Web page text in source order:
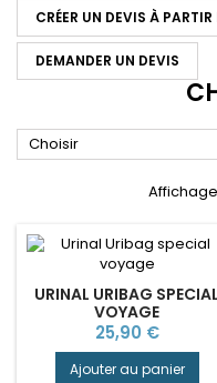
CRÉER UN DEVIS À PARTIR
DEMANDER UN DEVIS
Choisir
Affichage
URINAL URIBAG SPECIAL
VOYAGE
Prix
25,90 €
Ajouter au panier